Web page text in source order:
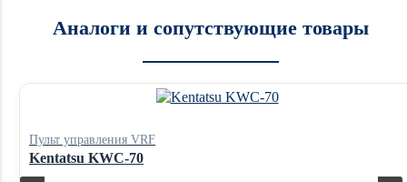
Аналоги и сопутствующие товары
Пульт управления VRF
Kentatsu KWC-70